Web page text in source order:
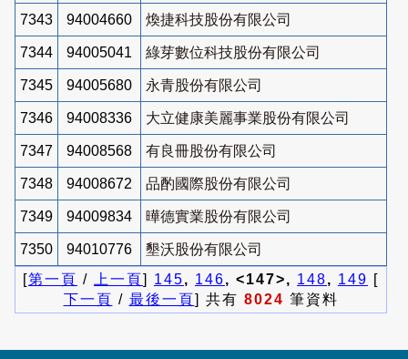
7343 94004660 煥捷科技股份有限公司
7344 94005041 綠芽數位科技股份有限公司
7345 94005680 永青股份有限公司
7346 94008336 大立健康美麗事業股份有限公司
7347 94008568 有良冊股份有限公司
7348 94008672 品酌國際股份有限公司
7349 94009834 曄德實業股份有限公司
7350 94010776
墾沃股份有限公司
[第一頁 / 上一頁] 145, 146, <147>, 148, 149 [
下一頁 / 最後一頁] 共有 8024 筆資料